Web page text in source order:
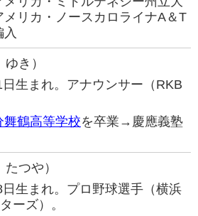
リカ・ノースカロライナA＆T
き）
生まれ。アナウンサー（RKB
舞鶴高等学校を卒業→慶應義塾
たつや）
生まれ。プロ野球選手（横浜
ーズ）。